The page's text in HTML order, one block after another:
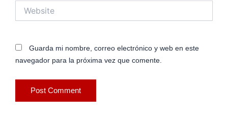
Guarda mi nombre, correo electrónico y web en este
navegador para la próxima vez que comente.